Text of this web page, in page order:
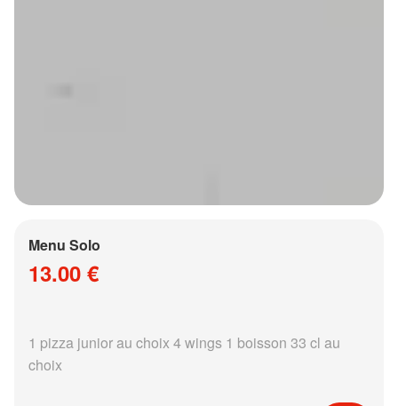
Menu Solo
13.00 €
1 pizza junior au choix 4 wings 1 boisson 33 cl au
choix